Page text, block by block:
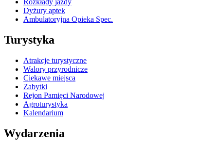
Rozkłady jazdy
Dyżury aptek
Ambulatoryjna Opieka Spec.
Turystyka
Atrakcje turystyczne
Walory przyrodnicze
Ciekawe miejsca
Zabytki
Rejon Pamięci Narodowej
Agroturystyka
Kalendarium
Wydarzenia